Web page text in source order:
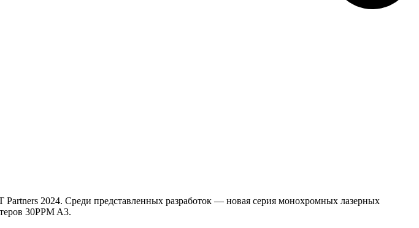
2024. Среди представленных разработок — новая серия монохромных лазерных
30PPM A3.